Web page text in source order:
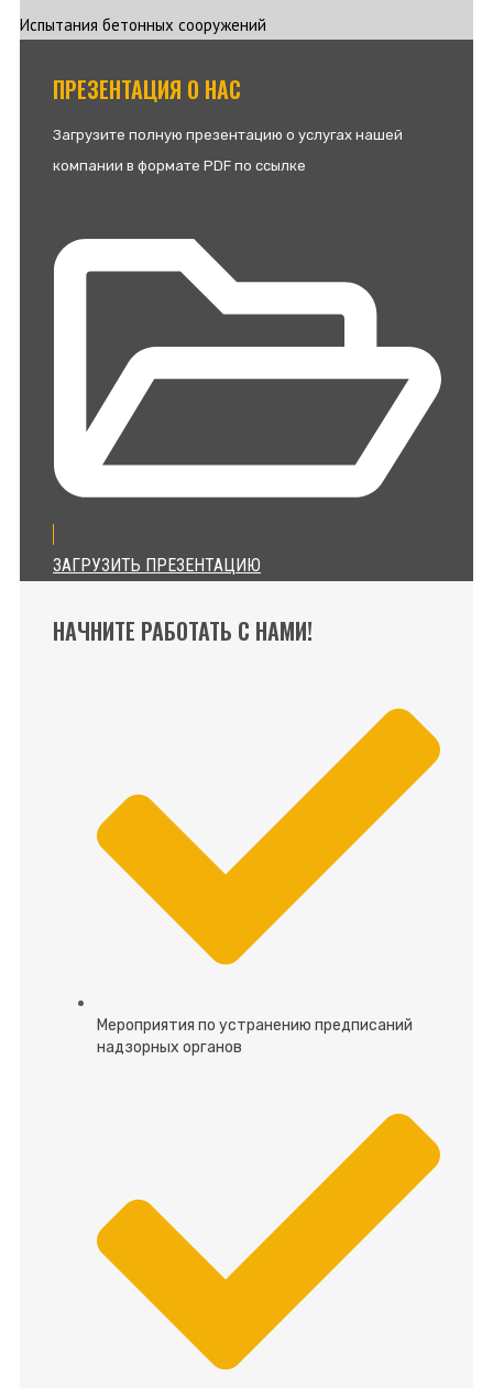
Испытания бетонных сооружений
ПРЕЗЕНТАЦИЯ О НАС
Загрузите полную презентацию о услугах нашей
компании в формате PDF по ссылке
ЗАГРУЗИТЬ ПРЕЗЕНТАЦИЮ
НАЧНИТЕ РАБОТАТЬ С НАМИ!
Мероприятия по устранению предписаний
надзорных органов